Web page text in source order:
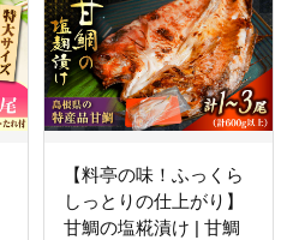
【料亭の味！ふっくら
しっとりの仕上がり】
甘鯛の塩糀漬け | 甘鯛